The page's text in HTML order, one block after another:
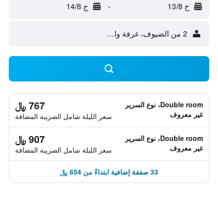
خ 13/8 - ج 14/8
2 من الضيوف، غرفة واحدة
Double room، نوع السرير
غير معروف
767 ﷼
سعر الليلة شامل الصريبة المضافة
Double room، نوع السرير
غير معروف
907 ﷼
سعر الليلة شامل الصريبة المضافة
33 صفقة إضافية ابتداءً من 654 ﷼